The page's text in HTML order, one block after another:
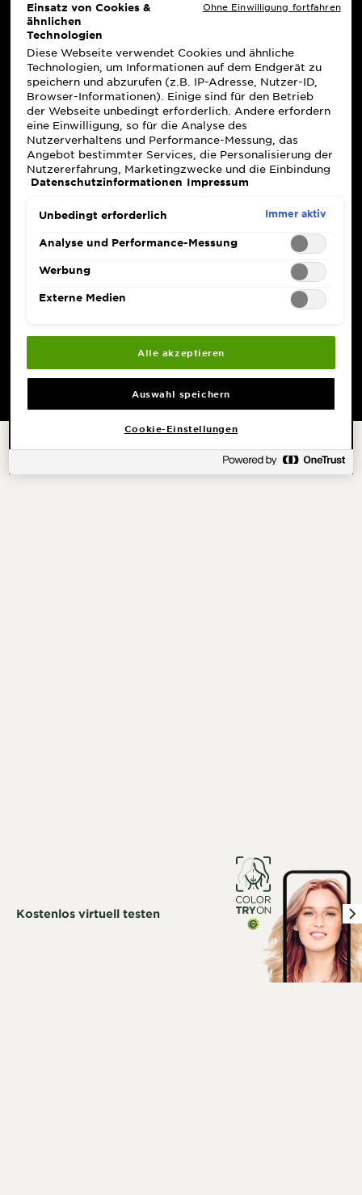
Kostenlos virtuell testen
Einsatz von Cookies &
ähnlichen
Technologien
Diese Webseite verwendet Cookies und ähnliche
Technologien, um Informationen auf dem Endgerät zu
speichern und abzurufen (z.B. IP-Adresse, Nutzer-ID,
Browser-Informationen). Einige sind für den Betrieb
der Webseite unbedingt erforderlich. Andere erfordern
eine Einwilligung, so für die Analyse des
Nutzerverhaltens und Performance-Messung, das
Angebot bestimmter Services, die Personalisierung der
Nutzererfahrung, Marketingzwecke und die Einbindung
externer Medien. Nicht unbedingt erforderliche Cookies
abgelehnt ("Ohne Einwilligung fortfahren")
sind ebenfalls möglich und speicherbar ("Auswahl
speichern"). Die Auswahl kann jederzeit unter dem Link
"Cookie-Einstellungen" angepasst werden. Für weitere
Informationen s. unsere Datenschutzinformationen.
Datenschutzinformationen Impressum
Unbedingt erforderlich Immer aktiv
Analyse und Performance-Messung
Werbung
Externe Medien
Alle akzeptieren
Auswahl speichern
Cookie-Einstellungen
Ohne Einwilligung fortfahren